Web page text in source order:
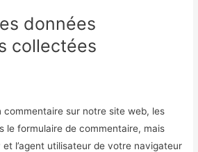
données
collectées
commentaire sur notre site web, les
le formulaire de commentaire, mais
l’agent utilisateur de votre navigateur